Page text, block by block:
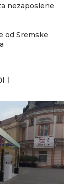
nezaposlene
od Sremske
I